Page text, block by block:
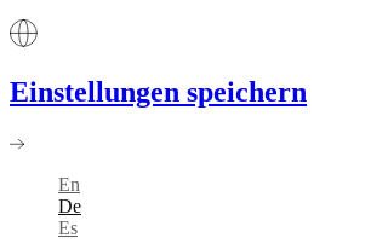
Einstellungen speichern
En
De
Es